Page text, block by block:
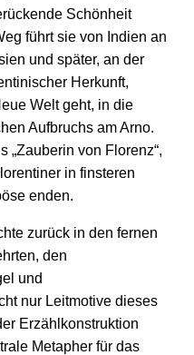
Schönheit
führt sie von Indien an
und später, an der
Herkunft,
Welt geht, in die
Aufbruchs am Arno.
„Zauberin von Florenz“,
in finsteren
enden.
zurück in den fernen
den
und
nur Leitmotive dieses
Erzählkonstruktion
Metapher für das